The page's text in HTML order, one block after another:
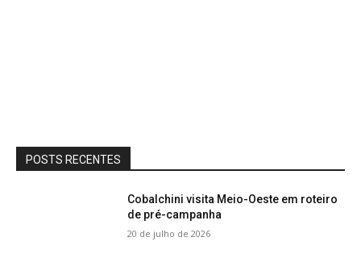
POSTS RECENTES
Cobalchini visita Meio-Oeste em roteiro
de pré-campanha
20 de julho de 2026